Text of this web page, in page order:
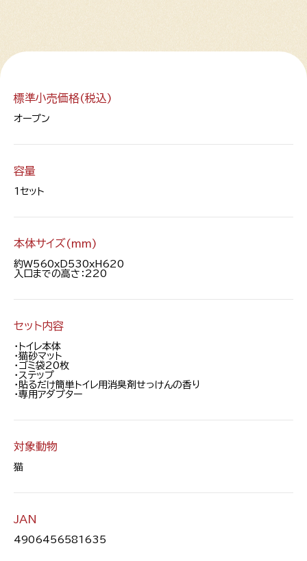
標準小売価格(税込)
オープン
容量
1セット
本体サイズ(mm)
約W560xD530xH620
入口までの高さ：220
セット内容
・トイレ本体
・猫砂マット
・ゴミ袋20枚
・ステップ
・貼るだけ簡単トイレ用消臭剤せっけんの香り
・専用アダプター
対象動物
猫
JAN
4906456581635